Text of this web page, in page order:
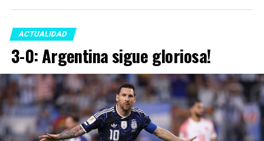
ACTUALIDAD
3-0: Argentina sigue gloriosa!